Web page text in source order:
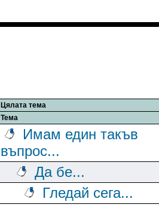
Цялата тема
Тема
Имам един такъв
въпрос...
Да бе...
Гледай сега...